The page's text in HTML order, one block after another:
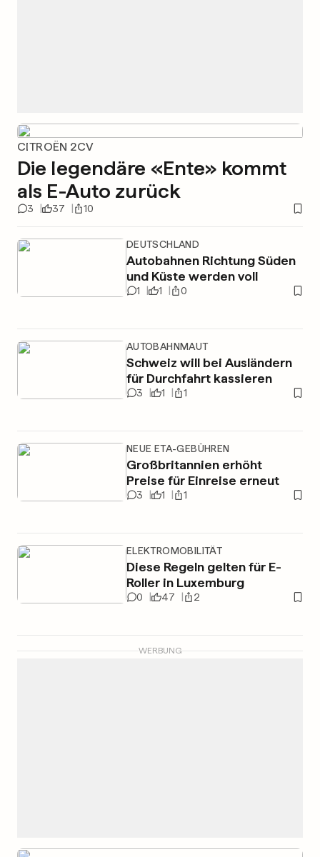
CITROËN 2CV
Die legendäre «Ente» kommt
als E-Auto zurück
3 37 10
DEUTSCHLAND
Autobahnen Richtung Süden
und Küste werden voll
1 1 0
AUTOBAHNMAUT
Schweiz will bei Ausländern
für Durchfahrt kassieren
3 1 1
NEUE ETA-GEBÜHREN
Großbritannien erhöht
Preise für Einreise erneut
3 1 1
ELEKTROMOBILITÄT
Diese Regeln gelten für E-
Roller in Luxemburg
0 47 2
WERBUNG